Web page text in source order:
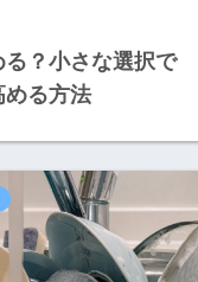
？小さな選択で
める方法